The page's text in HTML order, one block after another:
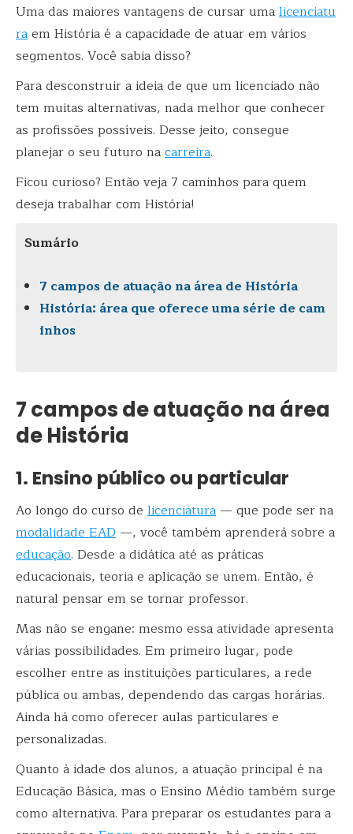
Uma das maiores vantagens de cursar umalicenciatu
raem História é a capacidade de atuar em vários
segmentos. Você sabia disso?
Para desconstruir a ideia de que um licenciado não
tem muitas alternativas, nada melhor que conhecer
as profissões possíveis. Desse jeito, consegue
planejar o seu futuro nacarreira.
Ficou curioso? Então veja 7 caminhos para quem
deseja trabalhar com História!
Sumário
7 campos de atuação na área de História
História: área que oferece uma série de cam
inhos
7 campos de atuação na área
de História
1. Ensino público ou particular
Ao longo do curso de licenciatura — que pode ser na
modalidade EAD —, você também aprenderá sobre a
educação. Desde a didática até as práticas
educacionais, teoria e aplicação se unem. Então, é
natural pensar em se tornar professor.
Mas não se engane: mesmo essa atividade apresenta
várias possibilidades. Em primeiro lugar, pode
escolher entre as instituições particulares, a rede
pública ou ambas, dependendo das cargas horárias.
Ainda há como oferecer aulas particulares e
personalizadas.
Quanto à idade dos alunos, a atuação principal é na
Educação Básica, mas o Ensino Médio também surge
como alternativa. Para preparar os estudantes para a